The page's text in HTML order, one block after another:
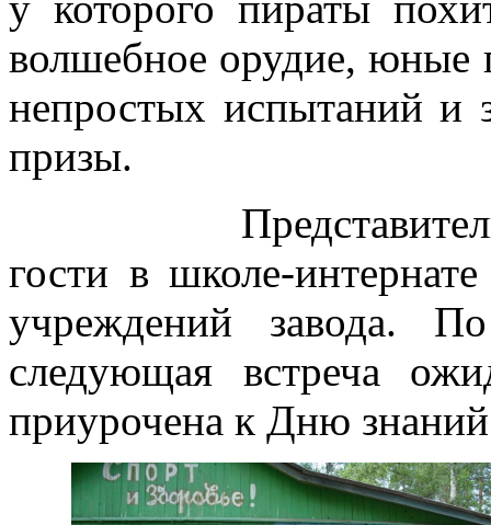
волшебное орудие,
непростых испытаний и
призы.
гости в школе-
учреждений завода.
следующая встреча
приурочена к Дню